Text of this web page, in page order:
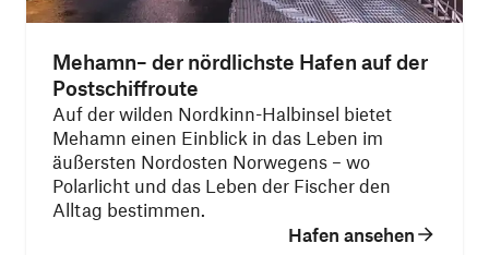
Mehamn– der nördlichste Hafen auf der
Postschiffroute
Auf der wilden Nordkinn-Halbinsel bietet
Mehamn einen Einblick in das Leben im
äußersten Nordosten Norwegens – wo
Polarlicht und das Leben der Fischer den
Alltag bestimmen.
Hafen ansehen